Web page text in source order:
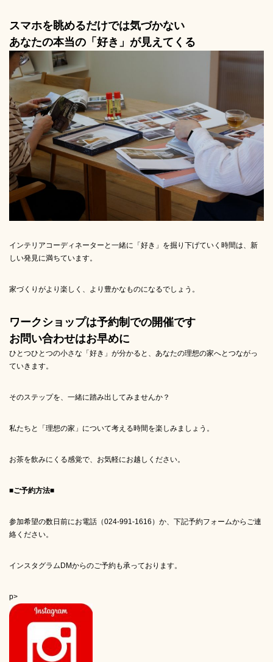
スマホを眺めるだけでは気づかない
あなたの本当の「好き」が見えてくる
インテリアコーディネーターと一緒に「好き」を掘り下げていく時間は、新
しい発見に満ちています。
家づくりがより楽しく、より豊かなものになるでしょう。
ワークショップは予約制での開催です
お問い合わせはお早めに
ひとつひとつの小さな「好き」が分かると、あなたの理想の家へとつながっ
ていきます。
そのステップを、一緒に踏み出してみませんか？
私たちと「理想の家」について考える時間を楽しみましょう。
お茶を飲みにくる感覚で、お気軽にお越しください。
■ご予約方法■
参加希望の数日前にお電話（024-991-1616）か、下記予約フォームからご連
絡ください。
インスタグラムDMからのご予約も承っております。
p>